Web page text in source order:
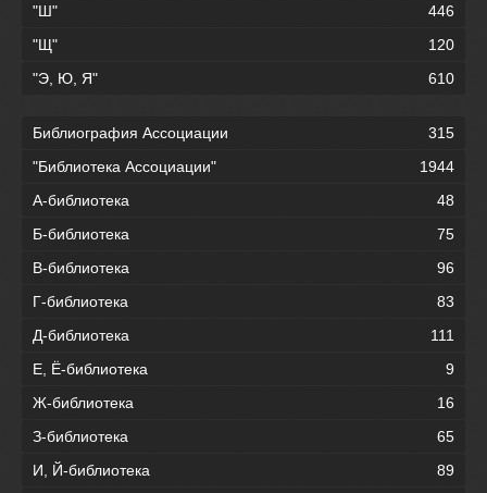
"Ш"
446
"Щ"
120
"Э, Ю, Я"
610
Библиография Ассоциации
315
"Библиотека Ассоциации"
1944
А-библиотека
48
Б-библиотека
75
В-библиотека
96
Г-библиотека
83
Д-библиотека
111
Е, Ё-библиотека
9
Ж-библиотека
16
З-библиотека
65
И, Й-библиотека
89